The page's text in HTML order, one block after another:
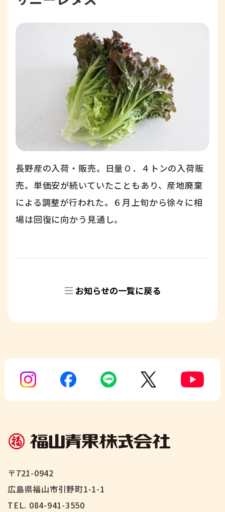
長野産の入荷・販売。日量０．４トンの入荷販
売。単価安が続いていたこともあり、産地廃棄
による調整が行われた。６月上旬から徐々に相
場は回復に向かう見通し。
お知らせの一覧に戻る
〒721-0942
広島県福山市引野町1-1-1
TEL. 084-941-3550